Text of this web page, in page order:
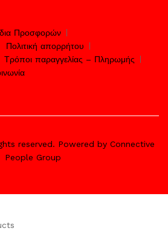
Προσφορών
Πολιτική απορρήτου
Τρόποι παραγγελίας – Πληρωμής
reserved. Powered by Connective
People Group